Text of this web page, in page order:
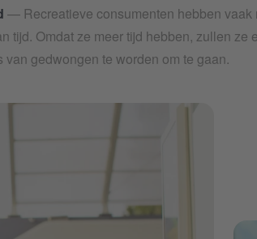
— Recreatieve consumenten hebben vaak
tijd. Omdat ze meer tijd hebben, zullen
van gedwongen te worden om te gaan.